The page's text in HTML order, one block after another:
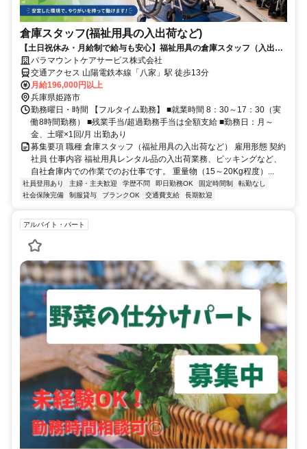
倉庫スタッフ(福祉用具の入出荷など)
【土日祝休み・月給制で給与も安心】福祉用具の倉庫スタッフ（入出庫/
ピッキング）
パラマウントケアサービス株式会社
交通アクセス 山陽電鉄本線「八家」駅 徒歩13分
月給196,000円以上
兵庫県姫路市
勤務曜日・時間 【フルタイム勤務】 ■就業時間 8：30～17：30（実
働8時間勤務） ■残業手当/超過勤務手当は全額支給 ■勤務日：月～
金、土曜×1回/月 出勤あり
募集要項 職種 倉庫スタッフ（福祉用具の入出荷など） 雇用形態 契約
社員 仕事内容 福祉用具レンタル品の入出荷業務、ピッキングなど、
自社倉庫内での作業でのお仕事です。 重量物（15～20Kg程度）...
社員登用あり 主婦・主夫歓迎 学歴不問 即日勤務OK 固定時間制
転勤なし
社会保険完備
制服貸与 ブランクOK 交通費支給 長期歓迎
アルバイト・パート